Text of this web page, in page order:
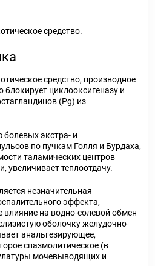
средство.
средство, производное
блокирует циклооксигеназу и
(Pg) из
болевых экстра- и
по пучкам Голля и Бурдаха,
таламических центров
увеличивает теплоотдачу.
незначительная
эффекта,
на водно-солевой обмен
оболочку желудочно-
анальгезирующее,
спазмолитическое (в
мочевыводящих и